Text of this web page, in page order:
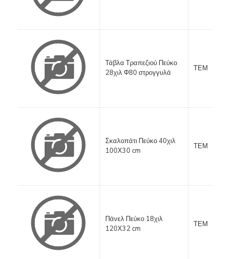
Τάβλα Τραπεζιού Πεύκο
28χιλ Φ80 στρογγυλά
ΤΕΜ
Σκαλοπάτι Πεύκο 40χιλ
100Χ30 cm
ΤΕΜ
Πάνελ Πεύκο 18χιλ
120Χ32 cm
ΤΕΜ